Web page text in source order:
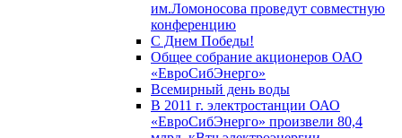
им.Ломоносова проведут совместную
конференцию
С Днем Победы!
Общее собрание акционеров ОАО
«ЕвроСибЭнерго»
Всемирный день воды
В 2011 г. электростанции ОАО
«ЕвроСибЭнерго» произвели 80,4